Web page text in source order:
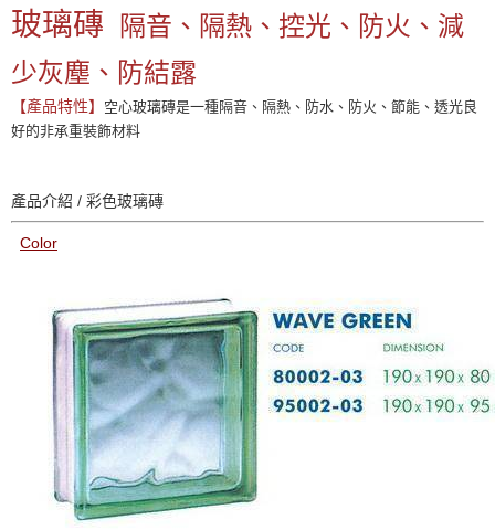
玻璃磚 隔音、隔熱、控光、防火、減
少灰塵、防結露
【產品特性】 空心玻璃磚是一種隔音、隔熱、防水、防火、節能、透光良
好的非承重裝飾材料
產品介紹 / 彩色玻璃磚
Color